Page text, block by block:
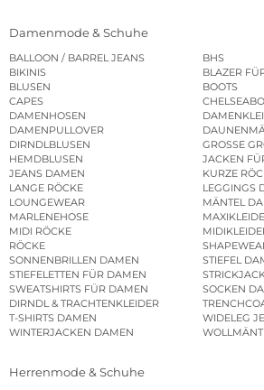
Damenmode & Schuhe
BALLOON / BARREL JEANS
BHS
BIKINIS
BLAZER
BLUSEN
BOOTS
CAPES
DAMENHOSEN
DAMENPULLOVER
DIRNDLBLUSEN
GROSSE
HEMDBLUSEN
JACKEN
JEANS DAMEN
KURZE
LANGE RÖCKE
LEGGINGS
LOUNGEWEAR
MÄNTEL
MARLENEHOSE
MIDI RÖCKE
RÖCKE
SONNENBRILLEN DAMEN
STIEFEL
STIEFELETTEN FÜR DAMEN
SWEATSHIRTS FÜR DAMEN
SOCKEN
DIRNDL & TRACHTENKLEIDER
T-SHIRTS DAMEN
WIDELEG
WINTERJACKEN DAMEN
Herrenmode & Schuhe